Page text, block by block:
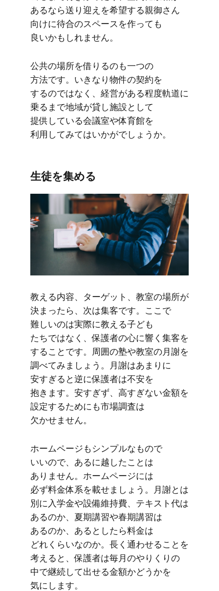
あるなら​送り​迎えを​希望する​親御さん​
向けに​待合の​スペースを​作っても​
良いかもしれません。
公共の​場所を​借りるのも​一つの​
方法です。​いきなり物件の​契約を​
するのではなく、​経営が​ある​程度軌道に​
乗るまで​地域が​貸し施設と​して​
提供している​会議室や​体育館を​
利用してみては​いかがでしょうか。
生徒を​集める
教える​内容、​ターゲット、​教室の​場所が​
決まったら、​次は​集客です。​ここで​
難しいのは​実際に​教える​子ども​
たちではなく、​保護者の​心に​響く​集客を​
する​ことです。​周囲の​塾や​教室の​月謝を​
調べてみましょう。​月謝は​あまりに​
安すぎると​逆に​保護者は​不安を​
抱きます。​安すぎず、​高すぎない​金額を​
設定する​ためにも​市場調査は​
欠かせません。
ホームページも​シンプルな​もので​
いいので、​あるに​越した​ことは​
ありません。​ホームページには​
必ず料金体系を​載せましょう。​月謝とは​
別に​入学金や​設備維持費、​テキスト代は​
あるのか、​夏期講習や​春期講習は​
あるのか、​あるとしたら​料金は​
どれくらいなのか。​長く​通わせる​ことを​
考えると、​保護者は​毎月の​やりくりの​
中で​継続して​出せる​金額か​どうかを​
気にします。